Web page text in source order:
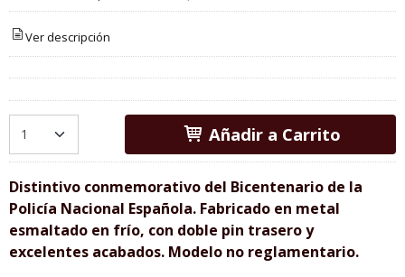
Ver descripción
Añadir a Carrito
Distintivo conmemorativo del Bicentenario de la
Policía Nacional Española. Fabricado en metal
esmaltado en frío, con doble pin trasero y
excelentes acabados. Modelo no reglamentario.